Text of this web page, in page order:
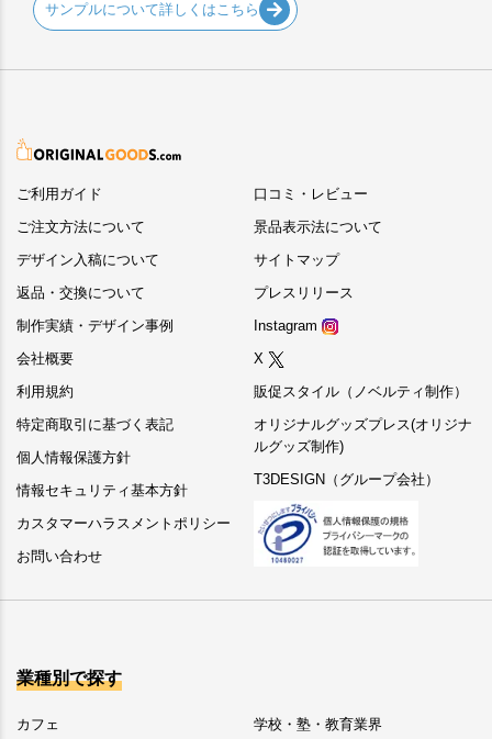
サンプルについて詳しくはこちら
ご利用ガイド
ご注文方法について
デザイン入稿について
返品・交換について
制作実績・デザイン事例
会社概要
利用規約
特定商取引に基づく表記
個人情報保護方針
情報セキュリティ基本方針
カスタマーハラスメントポリシー
お問い合わせ
口コミ・レビュー
景品表示法について
サイトマップ
プレスリリース
Instagram
X
販促スタイル（ノベルティ制作）
オリジナルグッズプレス(オリジナ
ルグッズ制作)
T3DESIGN（グループ会社）
業種別で探す
カフェ
学校・塾・教育業界